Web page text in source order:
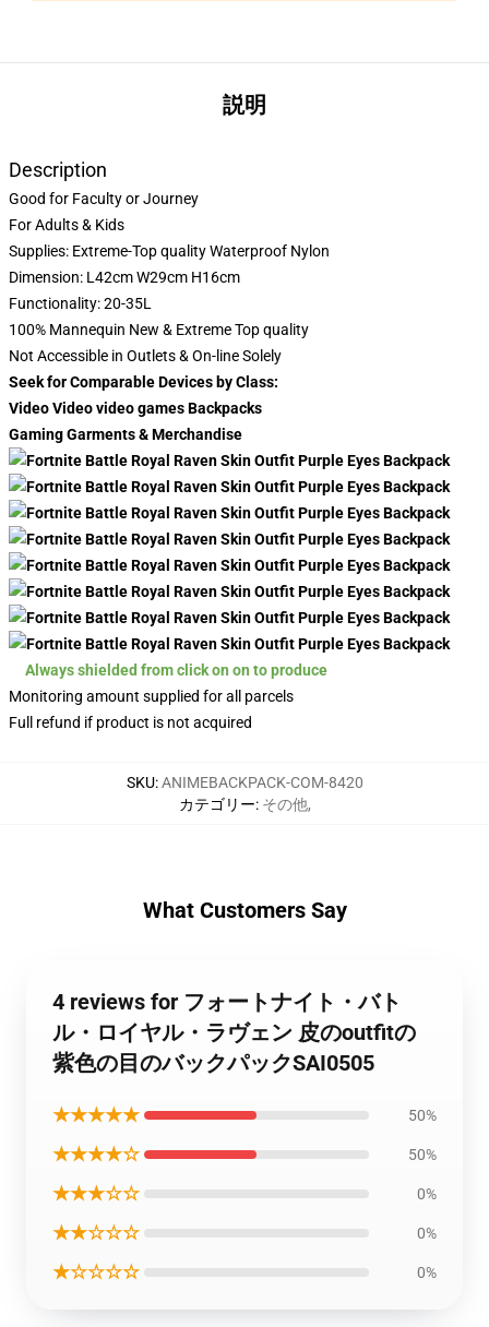
説明
Description
Good for Faculty or Journey
For Adults & Kids
Supplies: Extreme-Top quality Waterproof Nylon
Dimension: L42cm W29cm H16cm
Functionality: 20-35L
100% Mannequin New & Extreme Top quality
Not Accessible in Outlets & On-line Solely
Seek for Comparable Devices by Class:
Video Video video games Backpacks
Gaming Garments & Merchandise
Always shielded from click on on to produce
Monitoring amount supplied for all parcels
Full refund if product is not acquired
SKU:ANIMEBACKPACK-COM-8420
カテゴリー: その他,
What Customers Say
4 reviews for フォートナイト・バト
ル・ロイヤル・ラヴェン 皮のoutfitの
紫色の目のバックパックSAI0505
★★★★★ 50%
★★★★☆ 50%
★★★☆☆ 0%
★★☆☆☆ 0%
★☆☆☆☆ 0%